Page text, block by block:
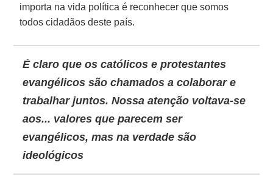
importa na vida política é reconhecer que somos
todos cidadãos deste país.
É claro que oscatólicos e protestantes
evangélicos são chamados a colaborar e
trabalhar juntos. Nossa atenção voltava-se
aos... valores que parecem ser
evangélicos, mas na verdade são
ideológicos